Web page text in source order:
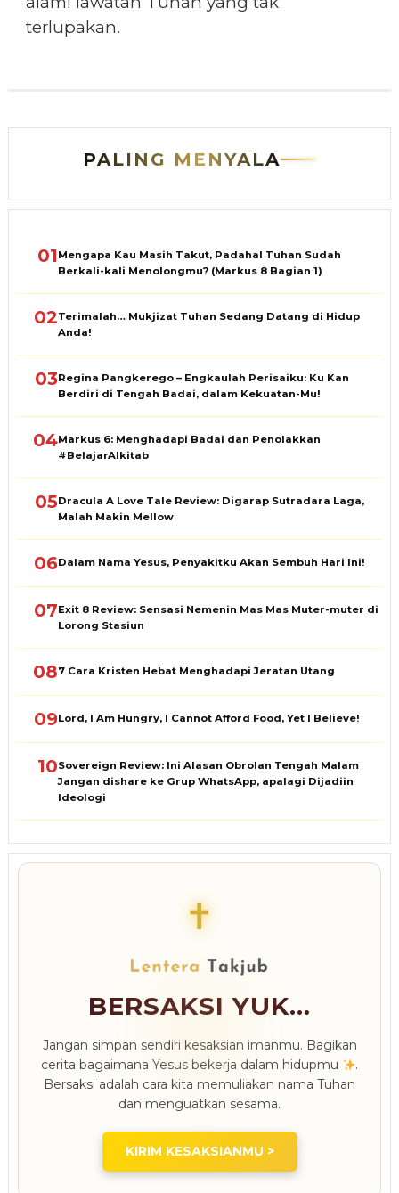
terlupakan.
PALING MENYALA
01Mengapa Kau Masih Takut, Padahal Tuhan Sudah
Berkali-kali Menolongmu? (Markus 8 Bagian 1)
02Terimalah… Mukjizat Tuhan Sedang Datang di Hidup
Anda!
03Regina Pangkerego – Engkaulah Perisaiku: Ku Kan
Berdiri di Tengah Badai, dalam Kekuatan-Mu!
04Markus 6: Menghadapi Badai dan Penolakkan
#BelajarAlkitab
05Dracula A Love Tale Review: Digarap Sutradara Laga,
Malah Makin Mellow
06Dalam Nama Yesus, Penyakitku Akan Sembuh Hari Ini!
07Exit 8 Review: Sensasi Nemenin Mas Mas Muter-muter di
Lorong Stasiun
087 Cara Kristen Hebat Menghadapi Jeratan Utang
09Lord, I Am Hungry, I Cannot Afford Food, Yet I Believe!
10Sovereign Review: Ini Alasan Obrolan Tengah Malam
Jangan dishare ke Grup WhatsApp, apalagi Dijadiin
Ideologi
✝
BERSAKSI YUK...
Jangan simpan sendiri kesaksian imanmu. Bagikan
cerita bagaimana Yesus bekerja dalam hidupmu
.
Bersaksi adalah cara kita memuliakan nama Tuhan
dan menguatkan sesama.
KIRIM KESAKSIANMU >